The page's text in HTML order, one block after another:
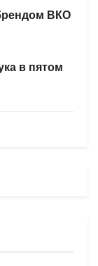
ВКО
в пятом